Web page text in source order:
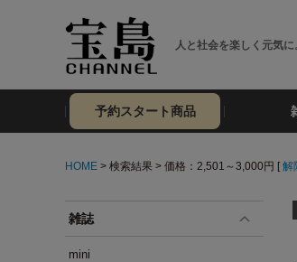
人と社会を楽しく元気
予約スタート商品
HOME > 検索結果 > 価格：2,501～3,000円 [ 解
雑誌
mini